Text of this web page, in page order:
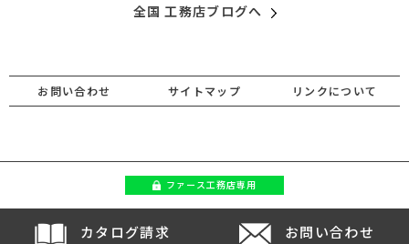
全国 工務店ブログへ
お問い合わせ サイトマップ リンクについて
ファース工務店専用
カタログ請求 お問い合わせ